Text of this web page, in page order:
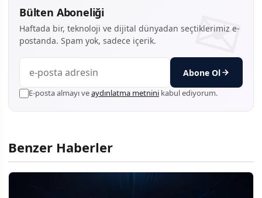
Bülten Aboneliği
Haftada bir, teknoloji ve dijital dünyadan seçtiklerimiz e-
postanda. Spam yok, sadece içerik.
Abone Ol
E-posta almayı veaydınlatma metnini kabul ediyorum.
Benzer Haberler